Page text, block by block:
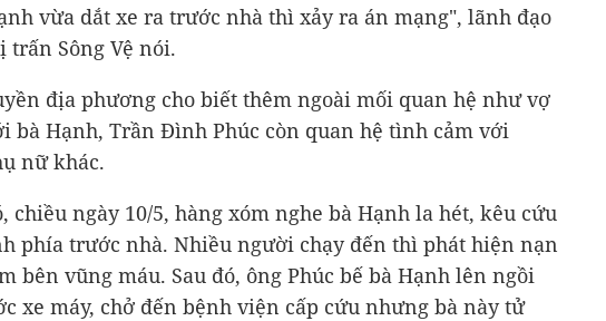
vừa dắt xe ra trước nhà thì xảy ra án mạng", lãnh đạo
trấn Sông Vệ nói.
địa phương cho biết thêm ngoài mối quan hệ như vợ
bà Hạnh, Trần Đình Phúc còn quan hệ tình cảm với
nữ khác.
chiều ngày 10/5, hàng xóm nghe bà Hạnh la hét, kêu cứu
phía trước nhà. Nhiều người chạy đến thì phát hiện nạn
bên vũng máu. Sau đó, ông Phúc bế bà Hạnh lên ngồi
xe máy, chở đến bệnh viện cấp cứu nhưng bà này tử